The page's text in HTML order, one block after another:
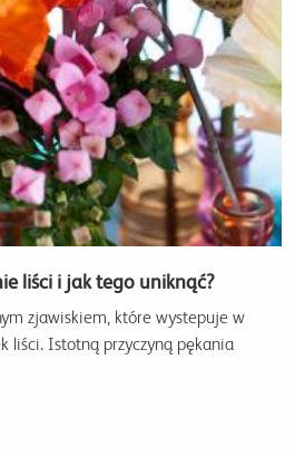
liści i jak tego uniknąć?
zjawiskiem, które wystepuje w
liści. Istotną przyczyną pękania